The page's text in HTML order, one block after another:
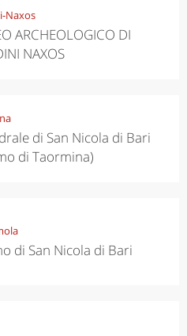
Naxos
ARCHEOLOGICO DI
NAXOS
di San Nicola di Bari
di Taormina)
di San Nicola di Bari